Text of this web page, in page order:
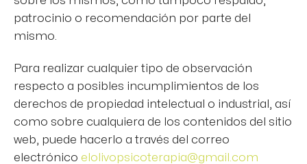
patrocinio o recomendación por parte del
mismo.
Para realizar cualquier tipo de observación
respecto a posibles incumplimientos de los
derechos de propiedad intelectual o industrial, así
como sobre cualquiera de los contenidos del sitio
web, puede hacerlo a través del correo
electrónico elolivopsicoterapia@gmail.com